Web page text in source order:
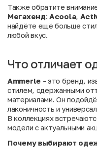
Также обратите
Мегахенд:Acoola,
найдёте ещё больше
любой вкус.
Что отличает
Ammerle - это бренд,
стилем, сдержанными
материалами. Он
лаконичность и
В коллекциях
модели с актуальными
Почему выбирают